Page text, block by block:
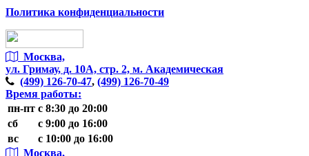
Политика конфиденциальности
Москва,
ул. Гримау, д. 10А, стр. 2, м. Академическая
(499) 126-70-47, (499) 126-70-49
Время работы:
пн-пт с 8:30 до 20:00
сб
с 9:00 до 16:00
вс
с 10:00 до 16:00
Москва,